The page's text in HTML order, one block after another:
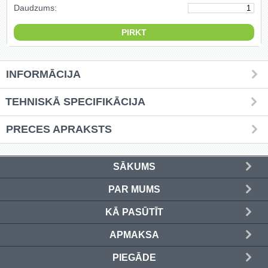
Daudzums:
INFORMĀCIJA
TEHNISKĀ SPECIFIKĀCIJA
PRECES APRAKSTS
SĀKUMS
PAR MUMS
KĀ PASŪTĪT
APMAKSA
PIEGĀDE
(50)
Krāsošanas instrumenti (133)
LED produkti (73)